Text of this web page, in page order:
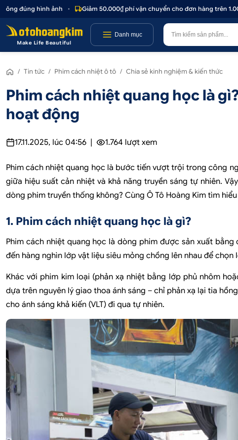
hình ảnh • Giảm 50.000₫ phí vận chuyển cho đơn hàng trên 1.000.000₫
Make Life Beautiful
Danh mục
/ Tin tức / Phim cách nhiệt ô tô / Chia sẻ kinh nghiệm & kiến thức
Phim cách nhiệt quang học là
hoạt động
17.11.2025, lúc 04:56 | 1.764 lượt xem
Phim cách nhiệt quang học là bước tiến vượt trội trong công
giữa hiệu suất cản nhiệt và khả năng truyền sáng tự nhiên. Vậy
dòng phim truyền thống không? Cùng Ô Tô Hoàng Kim tìm
1. Phim cách nhiệt quang học là gì?
Phim cách nhiệt quang học là dòng phim được sản xuất
đến hàng nghìn lớp vật liệu siêu mỏng chồng lên nhau để
Khác với phim kim loại (phản xạ nhiệt bằng lớp phủ nhôm
dựa trên nguyên lý giao thoa ánh sáng – chỉ phản xạ lại tia
cho ánh sáng khả kiến (VLT) đi qua tự nhiên.